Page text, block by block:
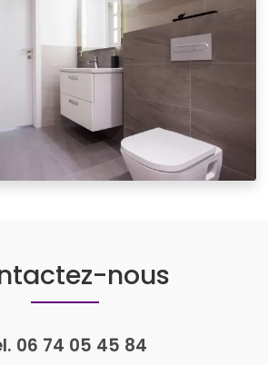
nous
06 74 05 45 84